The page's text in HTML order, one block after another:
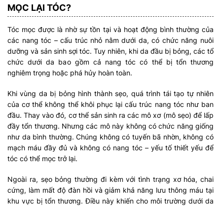
MỌC LẠI TÓC?
Tóc mọc được là nhờ sự tồn tại và hoạt động bình thường của
các nang tóc – cấu trúc nhỏ nằm dưới da, có chức năng nuôi
dưỡng và sản sinh sợi tóc. Tuy nhiên, khi da đầu bị bỏng, các tổ
chức dưới da bao gồm cả nang tóc có thể bị tổn thương
nghiêm trọng hoặc phá hủy hoàn toàn.
Khi vùng da bị bỏng hình thành sẹo, quá trình tái tạo tự nhiên
của cơ thể không thể khôi phục lại cấu trúc nang tóc như ban
đầu. Thay vào đó, cơ thể sản sinh ra các mô xơ (mô sẹo) để lấp
đầy tổn thương. Nhưng các mô này không có chức năng giống
như da bình thường. Chúng không có tuyến bã nhờn, không có
mạch máu đầy đủ và không có nang tóc – yếu tố thiết yếu để
tóc có thể mọc trở lại.
Ngoài ra, sẹo bỏng thường đi kèm với tình trạng xơ hóa, chai
cứng, làm mất độ đàn hồi và giảm khả năng lưu thông máu tại
khu vực bị tổn thương. Điều này khiến cho môi trường dưới da